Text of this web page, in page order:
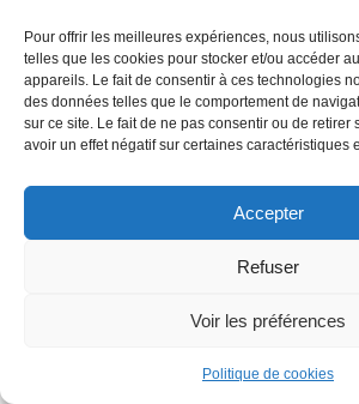
Pour offrir les meilleures expériences, nous
telles que les cookies pour stocker et/ou accéder
appareils. Le fait de consentir à ces technologies
des données telles que le comportement de
sur ce site. Le fait de ne pas consentir ou de retirer
avoir un effet négatif sur certaines caractéristiques
Accepter
Refuser
Voir les préférences
Politique de cookies
Piscines
Desjoyaux !
Nous vous
proposons :
-Une
gamme
de piscines
Pool Play et
nous
vos
avec
3,9(7)
Vérifié
Réponse
de piscine